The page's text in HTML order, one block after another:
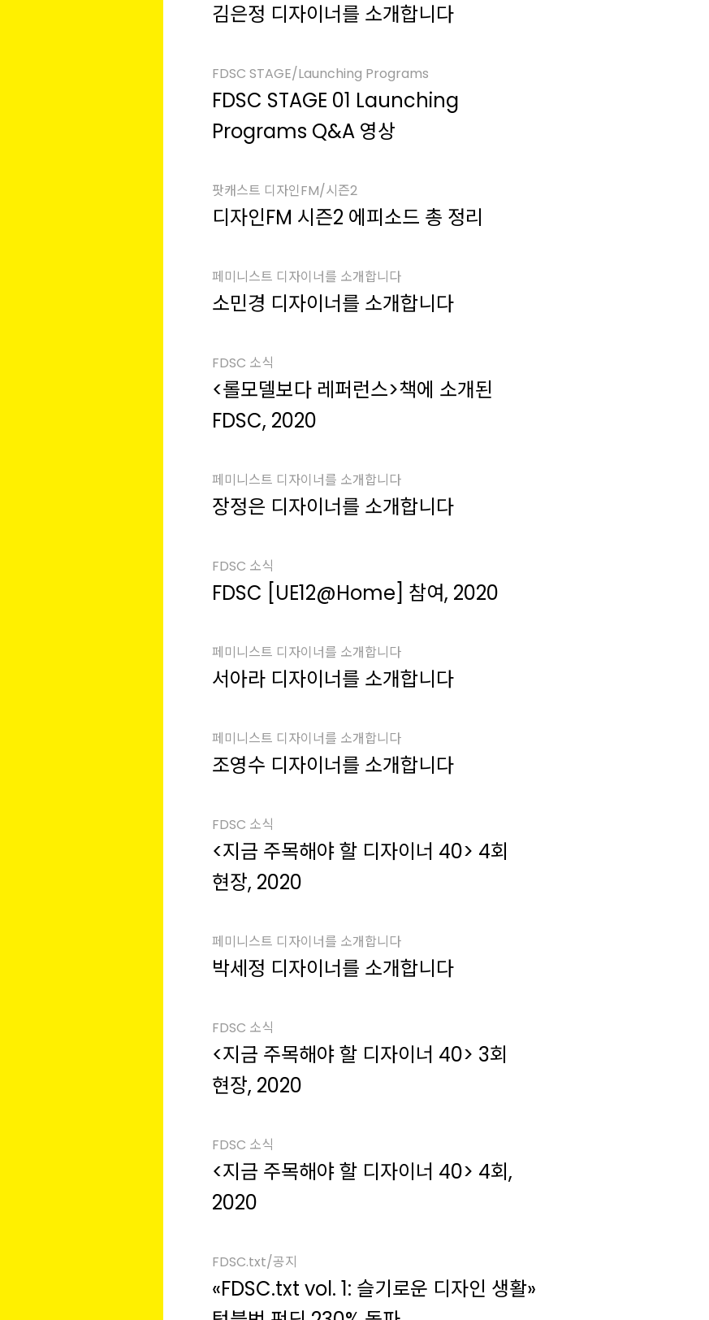
김은정 디자이너를 소개합니다
FDSC STAGE/Launching Programs
FDSC STAGE 01 Launching
Programs Q&A 영상
팟캐스트 디자인FM/시즌2
디자인FM 시즌2 에피소드 총 정리
페미니스트 디자이너를 소개합니다
소민경 디자이너를 소개합니다
FDSC 소식
<롤모델보다 레퍼런스>책에 소개된
FDSC, 2020
페미니스트 디자이너를 소개합니다
장정은 디자이너를 소개합니다
FDSC 소식
FDSC [UE12@Home] 참여, 2020
페미니스트 디자이너를 소개합니다
서아라 디자이너를 소개합니다
페미니스트 디자이너를 소개합니다
조영수 디자이너를 소개합니다
FDSC 소식
<지금 주목해야 할 디자이너 40> 4회
현장, 2020
페미니스트 디자이너를 소개합니다
박세정 디자이너를 소개합니다
FDSC 소식
<지금 주목해야 할 디자이너 40> 3회
현장, 2020
FDSC 소식
<지금 주목해야 할 디자이너 40> 4회,
2020
FDSC.txt/공지
«FDSC.txt vol. 1: 슬기로운 디자인 생활»